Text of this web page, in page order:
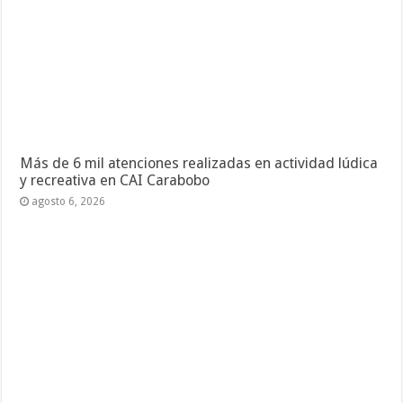
Más de 6 mil atenciones realizadas en actividad lúdica
y recreativa en CAI Carabobo
agosto 6, 2026